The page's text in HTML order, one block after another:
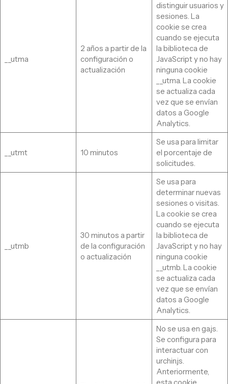
__utma
2 años a partir de la
configuración o
actualización
distinguir usuarios y
sesiones. La
cookie se crea
cuando se ejecuta
la biblioteca de
JavaScript y no hay
ninguna cookie
__utma. La cookie
se actualiza cada
vez que se envían
datos a Google
Analytics.
__utmt 10 minutos
Se usa para limitar
el porcentaje de
solicitudes.
__utmb
30 minutos a partir
de la configuración
o actualización
Se usa para
determinar nuevas
sesiones o visitas.
La cookie se crea
cuando se ejecuta
la biblioteca de
JavaScript y no hay
ninguna cookie
__utmb. La cookie
se actualiza cada
vez que se envían
datos a Google
Analytics.
No se usa en ga.js.
Se configura para
interactuar con
urchin.js.
Anteriormente,